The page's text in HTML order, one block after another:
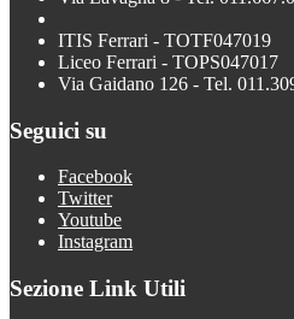
ITIS Ferrari - TOTF047019
Liceo Ferrari - TOPS047017
Via Gaidano 126 - Tel.
Seguici su
Facebook
Twitter
Youtube
Instagram
Sezione Link Utili